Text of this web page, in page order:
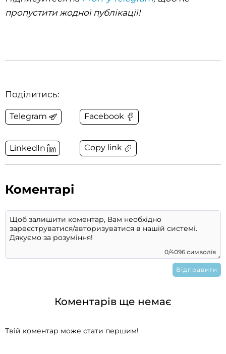
пропустити жодної публікації!
Поділитись:
Telegram Facebook
LinkedIn Copy link
Коментарі
0/4096 символів
Коментарів ще немає
Твій коментар може стати першим!